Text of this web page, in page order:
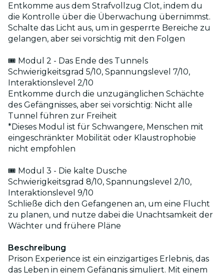
Entkomme aus dem Strafvollzug Clot, indem du
die Kontrolle über die Überwachung übernimmst.
Schalte das Licht aus, um in gesperrte Bereiche zu
gelangen, aber sei vorsichtig mit den Folgen
🎟 Modul 2 - Das Ende des Tunnels
Schwierigkeitsgrad 5/10, Spannungslevel 7/10,
Interaktionslevel 2/10
Entkomme durch die unzugänglichen Schächte
des Gefängnisses, aber sei vorsichtig: Nicht alle
Tunnel führen zur Freiheit
*Dieses Modul ist für Schwangere, Menschen mit
eingeschränkter Mobilität oder Klaustrophobie
nicht empfohlen
🎟 Modul 3 - Die kalte Dusche
Schwierigkeitsgrad 8/10, Spannungslevel 2/10,
Interaktionslevel 9/10
Schließe dich den Gefangenen an, um eine Flucht
zu planen, und nutze dabei die Unachtsamkeit der
Wächter und frühere Pläne
Beschreibung
Prison Experience ist ein einzigartiges Erlebnis, das
das Leben in einem Gefängnis simuliert. Mit einem